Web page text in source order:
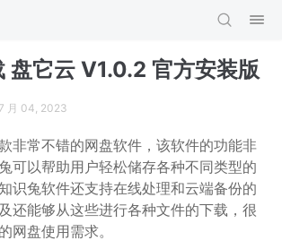
盘它云 V1.0.2 官方安装版
7 月 04, 2023
非常不错的网盘软件，该软件的功能非
可以帮助用户轻松储存各种不同类型的
识兔软件还支持在线处理和云端备份的
还能够从这些进行各种文件的下载，很
网盘使用需求。